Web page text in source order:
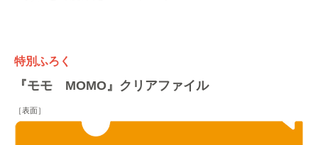
特別ふろく
『モモ MOMO』クリアファイル
［表面］